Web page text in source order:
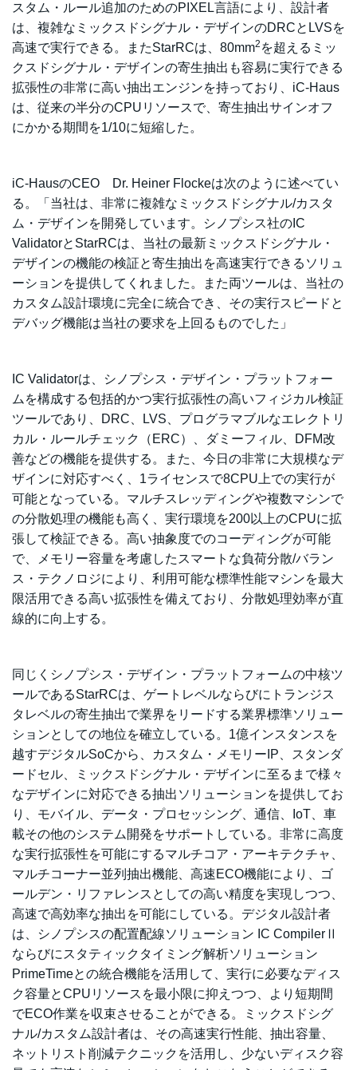
スタム・ルール追加のためのPIXEL言語により、設計者
は、複雑なミックスドシグナル・デザインのDRCとLVSを
高速で実行できる。またStarRCは、80mm2 を超えるミッ
クスドシグナル・デザインの寄生抽出も容易に実行できる
拡張性の非常に高い抽出エンジンを持っており、iC-Haus
は、従来の半分のCPUリソースで、寄生抽出サインオフ
にかかる期間を1/10に短縮した。
iC-HausのCEO Dr. Heiner Flockeは次のように述べてい
る。「当社は、非常に複雑なミックスドシグナル/カスタ
ム・デザインを開発しています。シノプシス社のIC
ValidatorとStarRCは、当社の最新ミックスドシグナル・
デザインの機能の検証と寄生抽出を高速実行できるソリュ
ーションを提供してくれました。また両ツールは、当社の
カスタム設計環境に完全に統合でき、その実行スピードと
デバッグ機能は当社の要求を上回るものでした」
IC Validatorは、シノプシス・デザイン・プラットフォー
ムを構成する包括的かつ実行拡張性の高いフィジカル検証
ツールであり、DRC、LVS、プログラマブルなエレクトリ
カル・ルールチェック（ERC）、ダミーフィル、DFM改
善などの機能を提供する。また、今日の非常に大規模なデ
ザインに対応すべく、1ライセンスで8CPU上での実行が
可能となっている。マルチスレッディングや複数マシンで
の分散処理の機能も高く、実行環境を200以上のCPUに拡
張して検証できる。高い抽象度でのコーディングが可能
で、メモリー容量を考慮したスマートな負荷分散/バラン
ス・テクノロジにより、利用可能な標準性能マシンを最大
限活用できる高い拡張性を備えており、分散処理効率が直
線的に向上する。
同じくシノプシス・デザイン・プラットフォームの中核ツ
ールであるStarRCは、ゲートレベルならびにトランジス
タレベルの寄生抽出で業界をリードする業界標準ソリュー
ションとしての地位を確立している。1億インスタンスを
越すデジタルSoCから、カスタム・メモリーIP、スタンダ
ードセル、ミックスドシグナル・デザインに至るまで様々
なデザインに対応できる抽出ソリューションを提供してお
り、モバイル、データ・プロセッシング、通信、IoT、車
載その他のシステム開発をサポートしている。非常に高度
な実行拡張性を可能にするマルチコア・アーキテクチャ、
マルチコーナー並列抽出機能、高速ECO機能により、ゴ
ールデン・リファレンスとしての高い精度を実現しつつ、
高速で高効率な抽出を可能にしている。デジタル設計者
は、シノプシスの配置配線ソリューション IC CompilerⅡ
ならびにスタティックタイミング解析ソリューション
PrimeTimeとの統合機能を活用して、実行に必要なディス
ク容量とCPUリソースを最小限に抑えつつ、より短期間
でECO作業を収束させることができる。ミックスドシグ
ナル/カスタム設計者は、その高速実行性能、抽出容量、
ネットリスト削減テクニックを活用し、少ないディスク容